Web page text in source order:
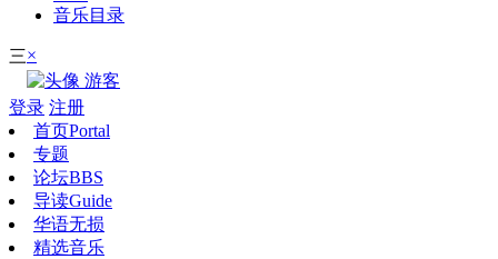
音乐目录
三×
游客
登录 注册
首页Portal
专题
论坛BBS
导读Guide
华语无损
精选音乐